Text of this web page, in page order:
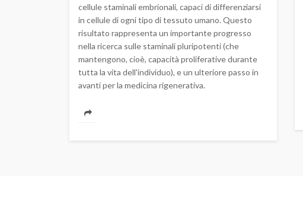
cellule staminali embrionali, capaci di differenziarsi
in cellule di ogni tipo di tessuto umano. Questo
risultato rappresenta un importante progresso
nella ricerca sulle staminali pluripotenti (che
mantengono, cioè, capacità proliferative durante
tutta la vita dell'individuo), e un ulteriore passo in
avanti per la medicina rigenerativa.